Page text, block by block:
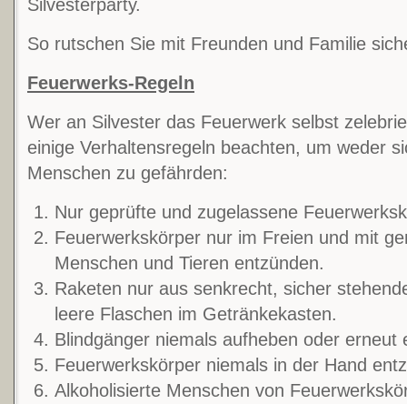
Silvesterparty.
So rutschen Sie mit Freunden und Familie
Feuerwerks-Regeln
Wer an Silvester das Feuerwerk selbst
einige Verhaltensregeln beachten, um weder
Menschen zu gefährden:
Nur geprüfte und zugelassene
Feuerwerkskörper nur im Freien und mit
Menschen und Tieren entzünden.
Raketen nur aus senkrecht, sicher
leere Flaschen im Getränkekasten.
Blindgänger niemals aufheben oder erneut
Feuerwerkskörper niemals in der Hand
Alkoholisierte Menschen von